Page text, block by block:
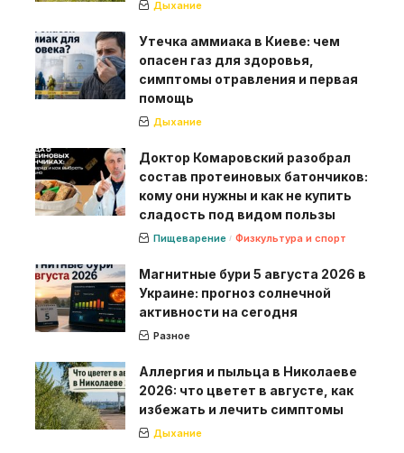
Дыхание
Утечка аммиака в Киеве: чем
опасен газ для здоровья,
симптомы отравления и первая
помощь
Дыхание
Доктор Комаровский разобрал
состав протеиновых батончиков:
кому они нужны и как не купить
сладость под видом пользы
Пищеварение Физкультура и спорт
Магнитные бури 5 августа 2026 в
Украине: прогноз солнечной
активности на сегодня
Разное
Аллергия и пыльца в Николаеве
2026: что цветет в августе, как
избежать и лечить симптомы
Дыхание